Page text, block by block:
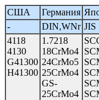
США Германия
-
DIN,WNr JIS
4118
4130
G41300
H41300
1.7218
18CrMo4
24CrMo5
25CrMo4
GS-
25CrMo4